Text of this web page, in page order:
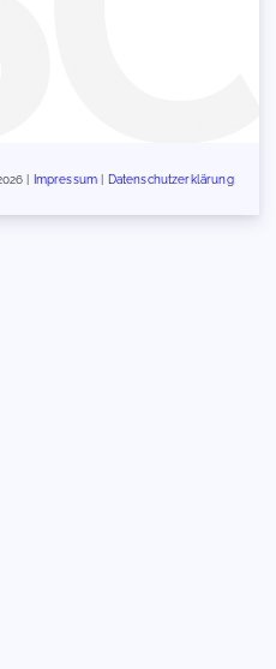
| Impressum Datenschutzerklärung